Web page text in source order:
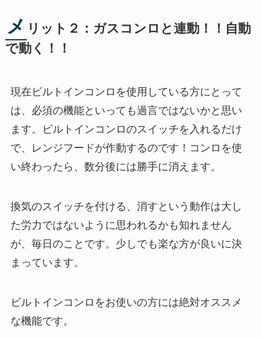
メ リット２：ガスコンロと連動！！自動
で動く！！
現在ビルトインコンロを使用している方にとって
は、必須の機能といっても過言ではないかと思い
ます。ビルトインコンロのスイッチを入れるだけ
で、レンジフードが作動するのです！コンロを使
い終わったら、数分後には勝手に消えます。
換気のスイッチを付ける、消すという動作は大し
た労力ではないように思われるかも知れません
が、毎日のことです。少しでも楽な方が良いに決
まっています。
ビルトインコンロをお使いの方には絶対オススメ
な機能です。